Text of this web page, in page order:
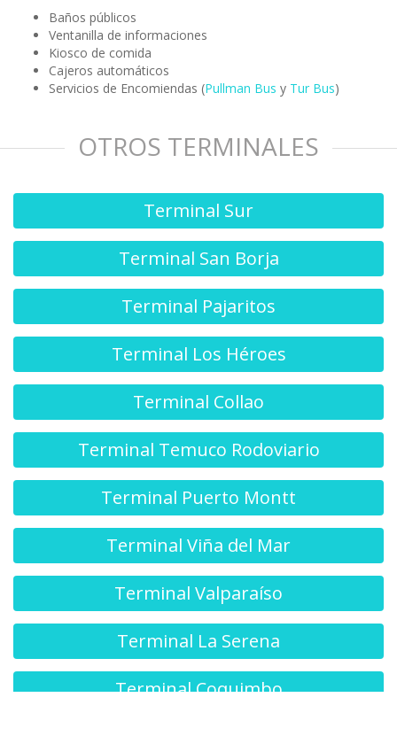
Baños públicos
Ventanilla de informaciones
Kiosco de comida
Cajeros automáticos
Servicios de Encomiendas (Pullman Bus y Tur Bus)
OTROS TERMINALES
Terminal Sur
Terminal San Borja
Terminal Pajaritos
Terminal Los Héroes
Terminal Collao
Terminal Temuco Rodoviario
Terminal Puerto Montt
Terminal Viña del Mar
Terminal Valparaíso
Terminal La Serena
Terminal Coquimbo